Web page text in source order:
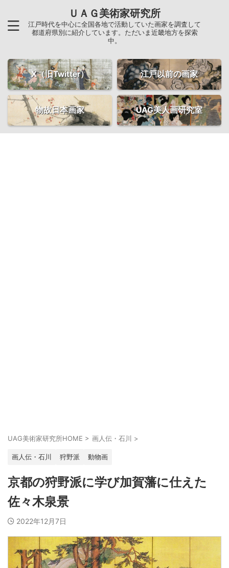
ＵＡＧ美術家研究所
江戸時代を中心に全国各地で活動していた画家を調査して
都道府県別に紹介しています。ただいま近畿地方を探索
中。
X（旧Twitter） 江戸以前の画家
物故日本画家 UAG美人画研究室
UAG美術家研究所HOME > 画人伝・石川 >
画人伝・石川 狩野派 動物画
京都の狩野派に学び加賀藩に仕えた
佐々木泉景
2022年12月7日